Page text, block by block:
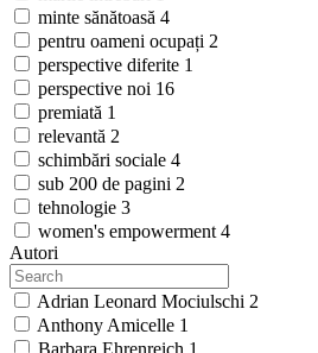
minte sănătoasă 4
pentru oameni ocupați 2
perspective diferite 1
perspective noi 16
premiată 1
relevantă 2
schimbări sociale 4
sub 200 de pagini 2
tehnologie 3
women's empowerment 4
Autori
Adrian Leonard Mociulschi 2
Anthony Amicelle 1